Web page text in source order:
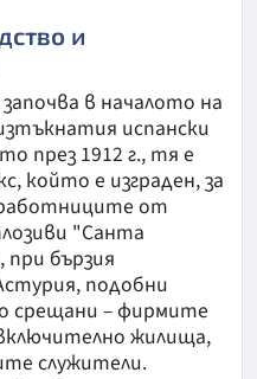
и
в началото на
испански
през 1912 г., тя е
който е изграден, за
от
"Санта
при бързия
подобни
срещани – фирмите
жилища,
служители.